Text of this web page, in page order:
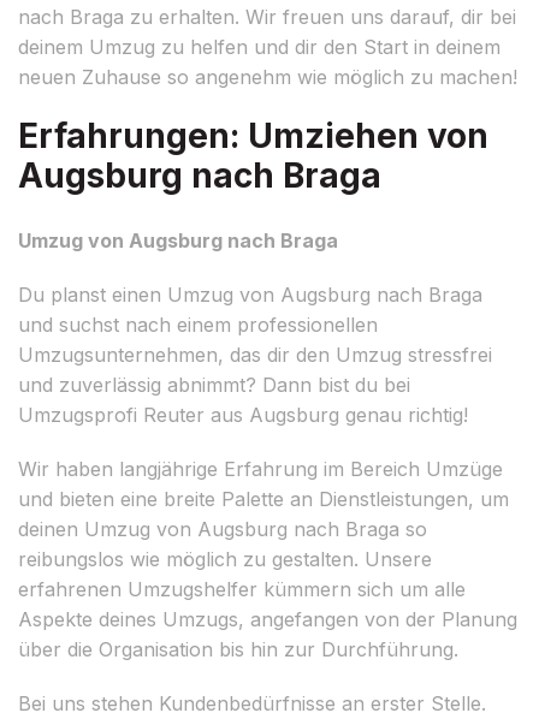
nach Braga zu erhalten. Wir freuen uns darauf, dir bei
deinem Umzug zu helfen und dir den Start in deinem
neuen Zuhause so angenehm wie möglich zu machen!
Erfahrungen: Umziehen von
Augsburg nach Braga
Umzug von Augsburg nach Braga
Du planst einen Umzug von Augsburg nach Braga
und suchst nach einem professionellen
Umzugsunternehmen, das dir den Umzug stressfrei
und zuverlässig abnimmt? Dann bist du bei
Umzugsprofi Reuter aus Augsburg genau richtig!
Wir haben langjährige Erfahrung im Bereich Umzüge
und bieten eine breite Palette an Dienstleistungen, um
deinen Umzug von Augsburg nach Braga so
reibungslos wie möglich zu gestalten. Unsere
erfahrenen Umzugshelfer kümmern sich um alle
Aspekte deines Umzugs, angefangen von der Planung
über die Organisation bis hin zur Durchführung.
Bei uns stehen Kundenbedürfnisse an erster Stelle.